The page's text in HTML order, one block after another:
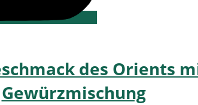
des Orients
Gewürzmischung